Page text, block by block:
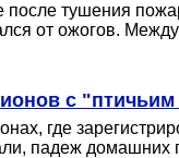
тушения
от ожогов.
с
где
падеж